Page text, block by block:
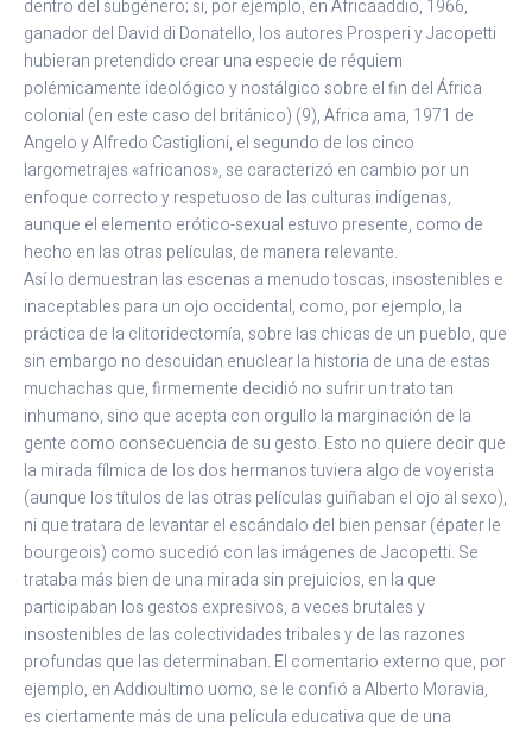
dentro del subgénero; si, por ejemplo, en Africaaddio, 1966,
ganador del David di Donatello, los autores Prosperi y Jacopetti
hubieran pretendido crear una especie de réquiem
polémicamente ideológico y nostálgico sobre el fin del África
colonial (en este caso del británico) (9), Africa ama, 1971 de
Angelo y Alfredo Castiglioni, el segundo de los cinco
largometrajes «africanos», se caracterizó en cambio por un
enfoque correcto y respetuoso de las culturas indígenas,
aunque el elemento erótico-sexual estuvo presente, como de
hecho en las otras películas, de manera relevante.
Así lo demuestran las escenas a menudo toscas, insostenibles e
inaceptables para un ojo occidental, como, por ejemplo, la
práctica de la clitoridectomía, sobre las chicas de un pueblo, que
sin embargo no descuidan enuclear la historia de una de estas
muchachas que, firmemente decidió no sufrir un trato tan
inhumano, sino que acepta con orgullo la marginación de la
gente como consecuencia de su gesto. Esto no quiere decir que
la mirada fílmica de los dos hermanos tuviera algo de voyerista
(aunque los títulos de las otras películas guiñaban el ojo al sexo),
ni que tratara de levantar el escándalo del bien pensar (épater le
bourgeois) como sucedió con las imágenes de Jacopetti. Se
trataba más bien de una mirada sin prejuicios, en la que
participaban los gestos expresivos, a veces brutales y
insostenibles de las colectividades tribales y de las razones
profundas que las determinaban. El comentario externo que, por
ejemplo, en Addioultimo uomo, se le confió a Alberto Moravia,
es ciertamente más de una película educativa que de una